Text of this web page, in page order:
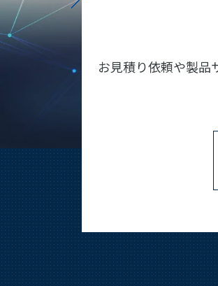
お見積り依頼や製品